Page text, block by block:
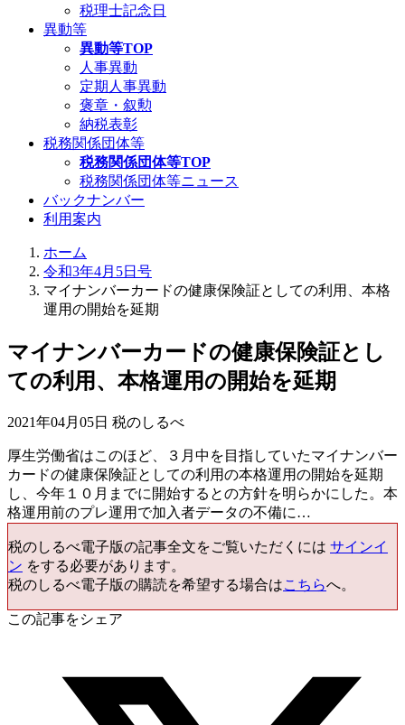
税理士記念日
異動等
異動等TOP
人事異動
定期人事異動
褒章・叙勲
納税表彰
税務関係団体等
税務関係団体等TOP
税務関係団体等ニュース
バックナンバー
利用案内
ホーム
令和3年4月5日号
マイナンバーカードの健康保険証としての利用、本格
運用の開始を延期
マイナンバーカードの健康保険証とし
ての利用、本格運用の開始を延期
2021年04月05日 税のしるべ
厚生労働省はこのほど、３月中を目指していたマイナンバー
カードの健康保険証としての利用の本格運用の開始を延期
し、今年１０月までに開始するとの方針を明らかにした。本
格運用前のプレ運用で加入者データの不備に…
税のしるべ電子版の記事全文をご覧いただくには サインイ
ン をする必要があります。
税のしるべ電子版の購読を希望する場合はこちらへ。
この記事をシェア